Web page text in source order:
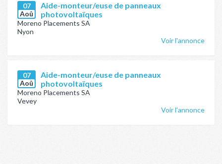
07
Aoû
Aide-monteur/euse de panneaux
photovoltaïques
Moreno Placements SA
Nyon
Voir l'annonce
07
Aoû
Aide-monteur/euse de panneaux
photovoltaïques
Moreno Placements SA
Vevey
Voir l'annonce